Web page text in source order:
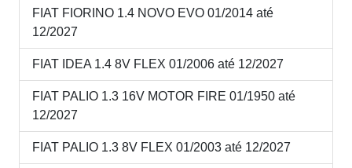
FIAT FIORINO 1.4 NOVO EVO 01/2014 até
12/2027
FIAT IDEA 1.4 8V FLEX 01/2006 até 12/2027
FIAT PALIO 1.3 16V MOTOR FIRE 01/1950 até
12/2027
FIAT PALIO 1.3 8V FLEX 01/2003 até 12/2027